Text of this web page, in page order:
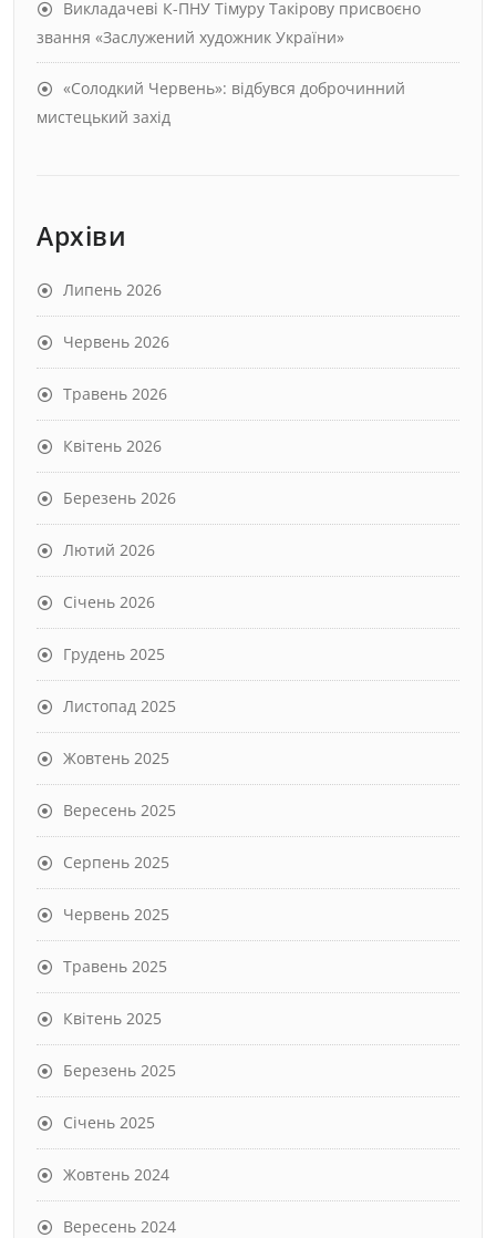
Викладачеві К-ПНУ Тімуру Такірову присвоєно
звання «Заслужений художник України»
«Солодкий Червень»: відбувся доброчинний
мистецький захід
Архіви
Липень 2026
Червень 2026
Травень 2026
Квітень 2026
Березень 2026
Лютий 2026
Січень 2026
Грудень 2025
Листопад 2025
Жовтень 2025
Вересень 2025
Серпень 2025
Червень 2025
Травень 2025
Квітень 2025
Березень 2025
Січень 2025
Жовтень 2024
Вересень 2024